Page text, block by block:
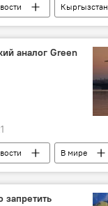
Кыргызстан
"Азия MIX"
аналог Green
В мире
депутат
запретить